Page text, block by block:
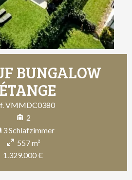
BUNGALOW
VMMDC0380
2
3 Schlafzimmer
557 m²
1.329.000 €